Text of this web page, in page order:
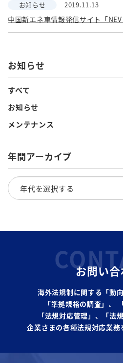
お知らせ 2019.11.13
中国新エネ車情報発信サイト「
お知らせ
すべて
お知らせ
メンテナンス
年間アーカイブ
お問い
海外法規制に関する「動
「準拠規格の調査」、
「法規対応管理」、「法
企業さまの各種法規対応業務